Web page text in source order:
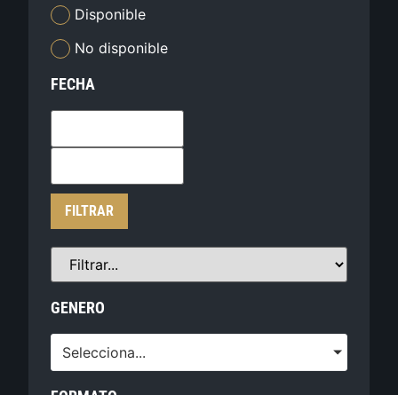
Disponible
No disponible
FECHA
FILTRAR
GENERO
Selecciona...